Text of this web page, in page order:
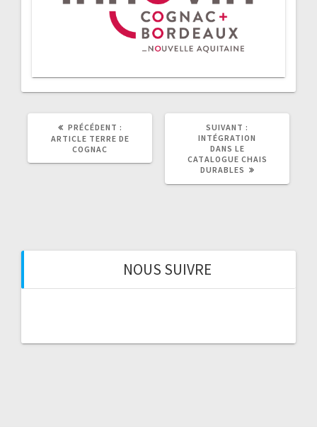
PRÉCÉDENT :
PRÉCÉDENT
ARTICLE TERRE DE
COGNAC
SUIVANT :
SUIVANT
INTÉGRATION
DANS LE
CATALOGUE CHAIS
DURABLES
NOUS SUIVRE